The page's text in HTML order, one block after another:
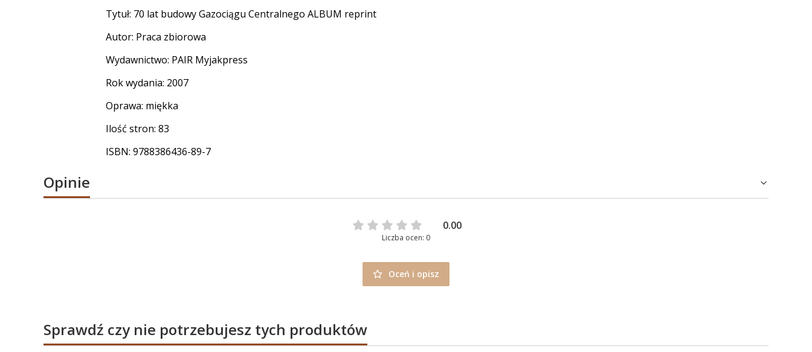
Tytuł: 70 lat budowy Gazociągu Centralnego ALBUM reprint
Autor: Praca zbiorowa
Wydawnictwo: PAIR Myjakpress
Rok wydania: 2007
Oprawa: miękka
Ilość stron: 83
ISBN: 9788386436-89-7
Opinie
0.00
Liczba ocen: 0
Oceń i opisz
Sprawdź czy nie potrzebujesz tych produktów